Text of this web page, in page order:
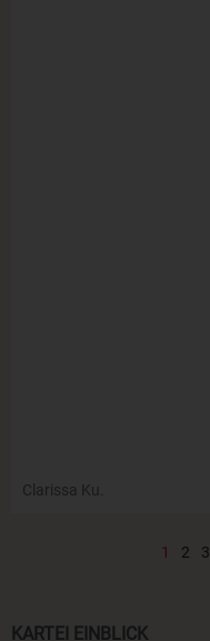
Clarissa Ku.
1 2 3
KARTEI EINBLICK